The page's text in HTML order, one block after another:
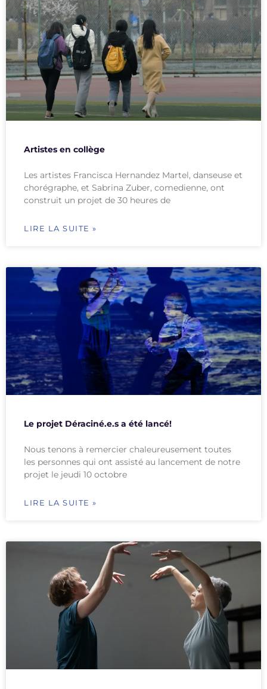
Artistes en collège
Les artistes Francisca Hernandez Martel, danseuse et
chorégraphe, et Sabrina Zuber, comedienne, ont
construit un projet de 30 heures de
LIRE LA SUITE »
Le projet Déraciné.e.s a été lancé!
Nous tenons à remercier chaleureusement toutes
les personnes qui ont assisté au lancement de notre
projet le jeudi 10 octobre
LIRE LA SUITE »